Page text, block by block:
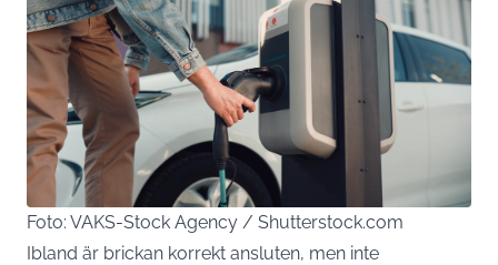
Foto: VAKS-Stock Agency / Shutterstock.com
Ibland är brickan korrekt ansluten, men inte